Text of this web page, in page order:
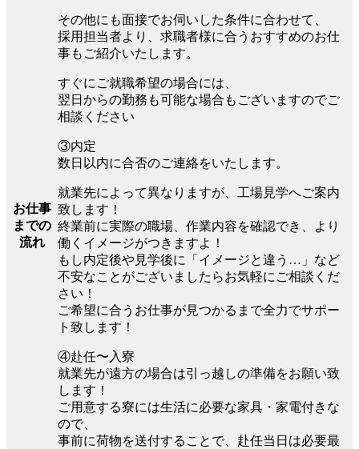
お仕事
までの
流れ
その他にも面接でお伺いした条件に合わせて、
採用担当者より、求職者様に合うおすすめのお仕
事もご紹介いたします。
すぐにご就職希望の場合には、
翌日からの勤務も可能な場合もございますのでご
相談ください
③内定
数日以内に合否のご連絡をいたします。
就業先によって異なりますが、工場見学へご案内
致します！
終業前に実際の職場、作業内容を確認でき、より
働くイメージがつきますよ！
もし内定後や見学後に「イメージと違う…」など
不安なことがございましたらお気軽にご相談くだ
さい！
ご希望に合うお仕事が見つかるまで全力でサポー
ト致します！
④赴任〜入寮
就業先が遠方の場合は引っ越しの準備をお願い致
します！
ご用意する寮には生活に必要な家具・家電付きな
ので、
事前に荷物を送付することで、赴任当日は必要最